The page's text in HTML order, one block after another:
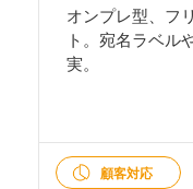
オンプレ型、フ
ト。宛名ラベル
実。
顧客対応